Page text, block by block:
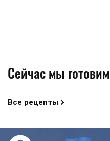
Сейчас мы готовим
Все рецепты